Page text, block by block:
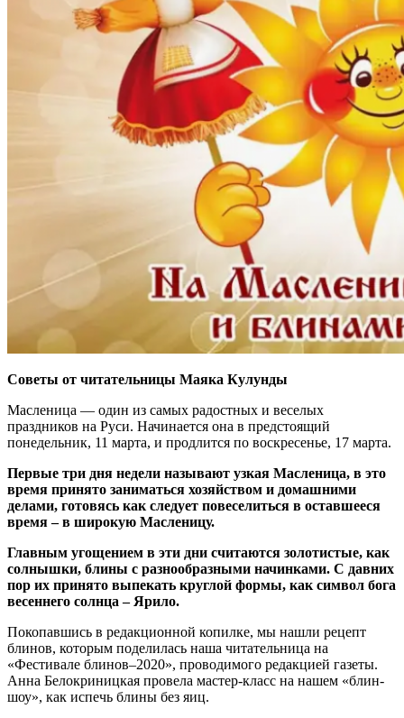
Советы от читательницы Маяка Кулунды
Масленица — один из самых радостных и веселых
праздников на Руси. Начинается она в предстоящий
понедельник, 11 марта, и продлится по воскресенье, 17 марта.
Первые три дня недели называют узкая Масленица, в это
время принято заниматься хозяйством и домашними
делами, готовясь как следует повеселиться в оставшееся
время – в широкую Масленицу.
Главным угощением в эти дни считаются золотистые, как
солнышки, блины с разнообразными начинками. С давних
пор их принято выпекать круглой формы, как символ бога
весеннего солнца – Ярило.
Покопавшись в редакционной копилке, мы нашли рецепт
блинов, которым поделилась наша читательница на
«Фестивале блинов–2020», проводимого редакцией газеты.
Анна Белокриницкая провела мастер-класс на нашем «блин-
шоу», как испечь блины без яиц.